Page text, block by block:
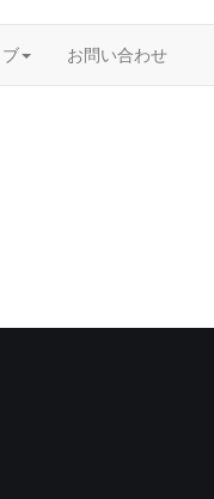
お問い合わせ